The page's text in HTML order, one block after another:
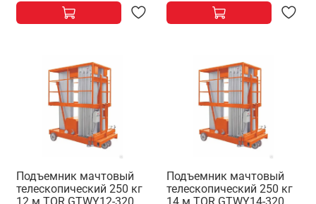
Подъемник мачтовый
телескопический 250 кг
12 м TOR GTWY12-320
Подъемник мачтовый
телескопический 250 кг
14 м TOR GTWY14-320